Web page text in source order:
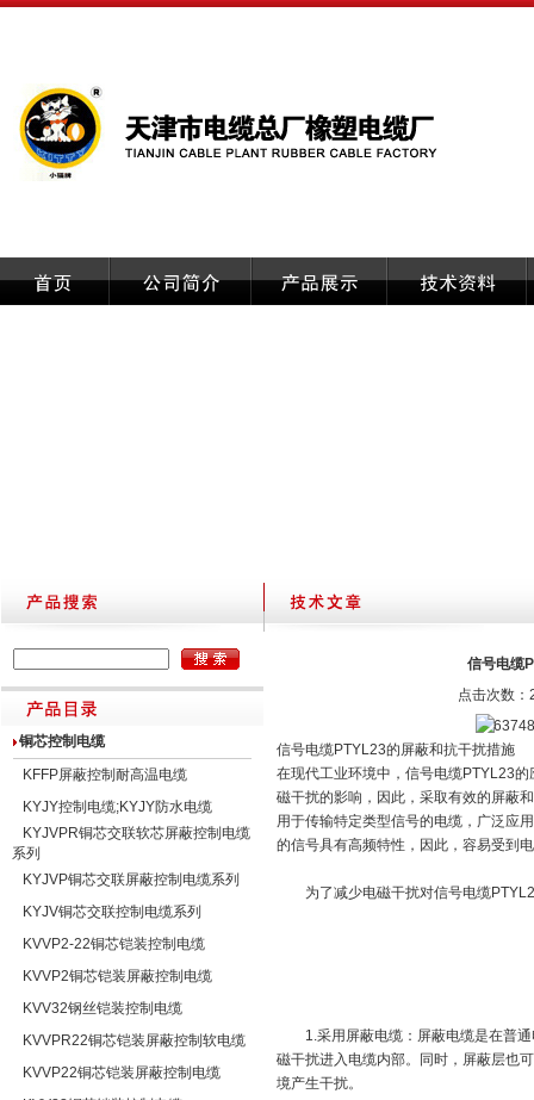
铜芯控制电缆
KFFP屏蔽控制耐高温电缆
KYJY控制电缆;KYJY防水电缆
KYJVPR铜芯交联软芯屏蔽控制电缆
系列
KYJVP铜芯交联屏蔽控制电缆系列
KYJV铜芯交联控制电缆系列
KVVP2-22铜芯铠装控制电缆
KVVP2铜芯铠装屏蔽控制电缆
KVV32钢丝铠装控制电缆
KVVPR22铜芯铠装屏蔽控制软电缆
KVVP22铜芯铠装屏蔽控制电缆
信号电缆
点击次数
信号电缆PTYL23的屏蔽和抗干扰措施
在现代工业环境中，信号电缆PTYL23
磁干扰的影响，因此，采取有效的屏蔽
用于传输特定类型信号的电缆，广泛应
的信号具有高频特性，因此，容易受到
为了减少电磁干扰对信号电缆
1.采用屏蔽电缆：屏蔽电缆是在普通
磁干扰进入电缆内部。同时，屏蔽层也
境产生干扰。